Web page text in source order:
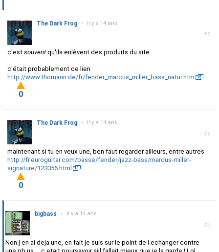
#5
The Dark Frog • il y a 14 ans
c'est souventqu'ils enlèvent des produits du site
c'était probablement ce lien
http://www.thomann.de/fr/fender_marcus_miller_bass_natur.htm
0
#6
The Dark Frog • il y a 14 ans
maintenant si tu en veux une, ben faut regarder ailleurs, entre autres
http://fr.euroguitar.com/basse/fender/jazz-bass/marcus-miller-
signature/123356.html
0
#7
bigbass • il y a 14 ans
Non j en ai deja une, en fait je suis sur le point de l echanger contre